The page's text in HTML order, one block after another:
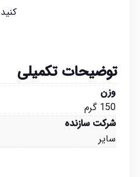
توضیحات تکمیلی
وزن
150 گرم
شرکت سازنده
سایر